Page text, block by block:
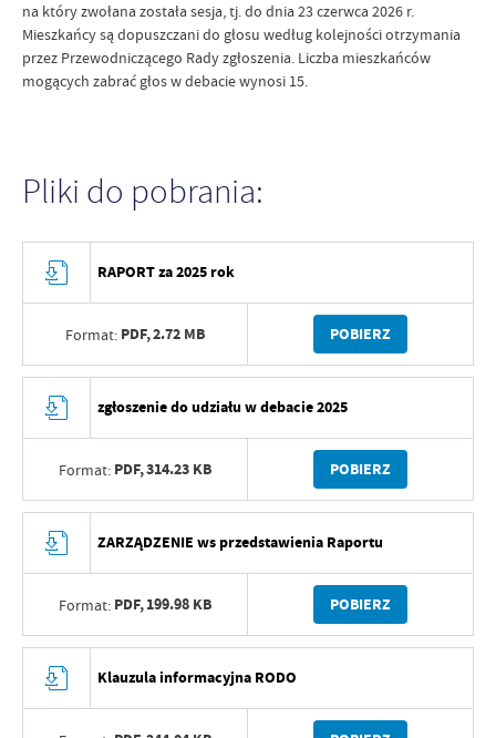
na który zwołana została sesja, tj. do dnia 23 czerwca 2026 r.
Mieszkańcy są dopuszczani do głosu według kolejności otrzymania
przez Przewodniczącego Rady zgłoszenia. Liczba mieszkańców
mogących zabrać głos w debacie wynosi 15.
Pliki do pobrania:
RAPORT za 2025 rok
Format: PDF,2.72 MB POBIERZ
zgłoszenie do udziału w debacie 2025
Format: PDF,314.23 KB POBIERZ
ZARZĄDZENIE ws przedstawienia Raportu
Format: PDF,199.98 KB POBIERZ
Klauzula informacyjna RODO